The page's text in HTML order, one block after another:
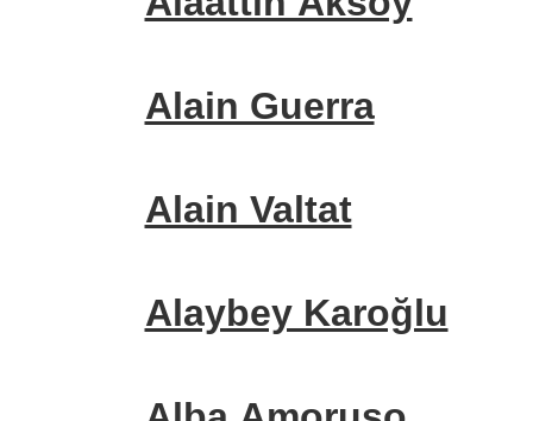
Alain Guerra
Alain Valtat
Alaybey Karoğlu